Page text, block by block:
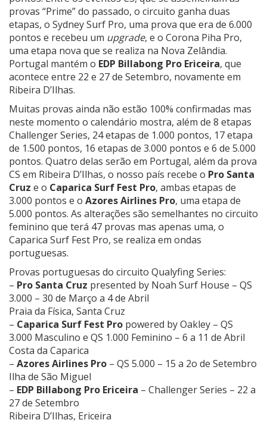
provas “Prime” do passado, o circuito ganha duas
etapas, o Sydney Surf Pro, uma prova que era de 6.000
pontos e recebeu um upgrade, e o Corona Piha Pro,
uma etapa nova que se realiza na Nova Zelândia.
Portugal mantém o EDP Billabong Pro Ericeira, que
acontece entre 22 e 27 de Setembro, novamente em
Ribeira D’Ilhas.
Muitas provas ainda não estão 100% confirmadas mas
neste momento o calendário mostra, além de 8 etapas
Challenger Series, 24 etapas de 1.000 pontos, 17 etapa
de 1.500 pontos, 16 etapas de 3.000 pontos e 6 de 5.000
pontos. Quatro delas serão em Portugal, além da prova
CS em Ribeira D’Ilhas, o nosso país recebe o Pro Santa
Cruz e o Caparica Surf Fest Pro, ambas etapas de
3.000 pontos e o Azores Airlines Pro, uma etapa de
5.000 pontos. As alterações são semelhantes no circuito
feminino que terá 47 provas mas apenas uma, o
Caparica Surf Fest Pro, se realiza em ondas
portuguesas.
Provas portuguesas do circuito Qualyfing Series:
– Pro Santa Cruz presented by Noah Surf House – QS
3.000 – 30 de Março a 4 de Abril
Praia da Física, Santa Cruz
– Caparica Surf Fest Pro powered by Oakley – QS
3.000 Masculino e QS 1.000 Feminino – 6 a 11 de Abril
Costa da Caparica
– Azores Airlines Pro – QS 5.000 – 15 a 2o de Setembro
Ilha de São Miguel
– EDP Billabong Pro Ericeira – Challenger Series – 22 a
27 de Setembro
Ribeira D’Ilhas, Ericeira